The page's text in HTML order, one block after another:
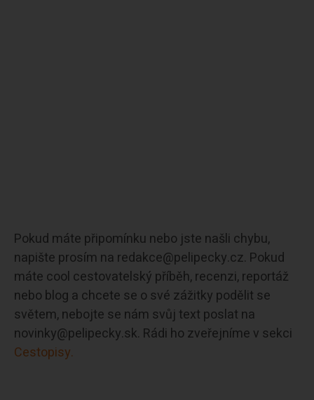
Pokud máte připomínku nebo jste našli chybu,
napište prosím na redakce@pelipecky.cz. Pokud
máte cool cestovatelský příběh, recenzi, reportáž
nebo blog a chcete se o své zážitky podělit se
světem, nebojte se nám svůj text poslat na
novinky@pelipecky.sk. Rádi ho zveřejníme v sekci
Cestopisy.